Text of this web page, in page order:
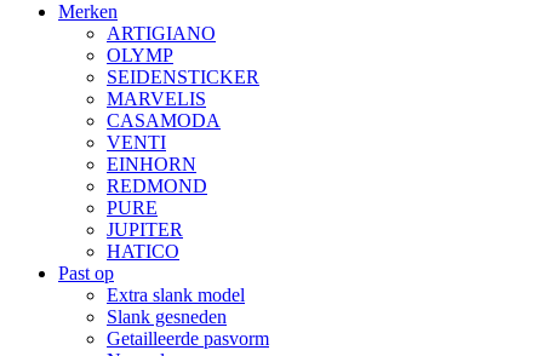
Merken
ARTIGIANO
OLYMP
SEIDENSTICKER
MARVELIS
CASAMODA
VENTI
EINHORN
REDMOND
PURE
JUPITER
HATICO
Past op
Extra slank model
Slank gesneden
Getailleerde pasvorm